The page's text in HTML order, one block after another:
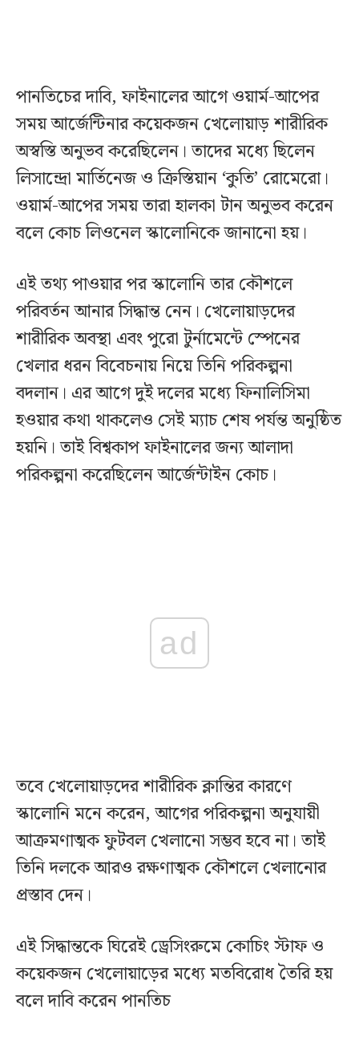
পানতিচের দাবি, ফাইনালের আগে ওয়ার্ম-আপের
সময় আর্জেন্টিনার কয়েকজন খেলোয়াড় শারীরিক
অস্বস্তি অনুভব করেছিলেন। তাদের মধ্যে ছিলেন
লিসান্দ্রো মার্তিনেজ ও ক্রিস্তিয়ান ‘কুতি’ রোমেরো।
ওয়ার্ম-আপের সময় তারা হালকা টান অনুভব করেন
বলে কোচ লিওনেল স্কালোনিকে জানানো হয়।
এই তথ্য পাওয়ার পর স্কালোনি তার কৌশলে
পরিবর্তন আনার সিদ্ধান্ত নেন। খেলোয়াড়দের
শারীরিক অবস্থা এবং পুরো টুর্নামেন্টে স্পেনের
খেলার ধরন বিবেচনায় নিয়ে তিনি পরিকল্পনা
বদলান। এর আগে দুই দলের মধ্যে ফিনালিসিমা
হওয়ার কথা থাকলেও সেই ম্যাচ শেষ পর্যন্ত অনুষ্ঠিত
হয়নি। তাই বিশ্বকাপ ফাইনালের জন্য আলাদা
পরিকল্পনা করেছিলেন আর্জেন্টাইন কোচ।
ad
তবে খেলোয়াড়দের শারীরিক ক্লান্তির কারণে
স্কালোনি মনে করেন, আগের পরিকল্পনা অনুযায়ী
আক্রমণাত্মক ফুটবল খেলানো সম্ভব হবে না। তাই
তিনি দলকে আরও রক্ষণাত্মক কৌশলে খেলানোর
প্রস্তাব দেন।
এই সিদ্ধান্তকে ঘিরেই ড্রেসিংরুমে কোচিং স্টাফ ও
কয়েকজন খেলোয়াড়ের মধ্যে মতবিরোধ তৈরি হয়
বলে দাবি করেন পানতিচ